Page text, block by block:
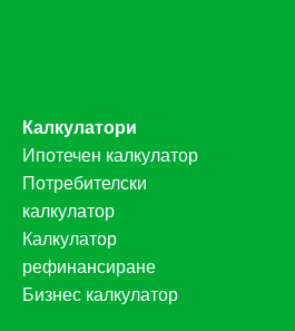
Калкулатори
Ипотечен калкулатор
Потребителски
калкулатор
Калкулатор
рефинансиране
Бизнес калкулатор